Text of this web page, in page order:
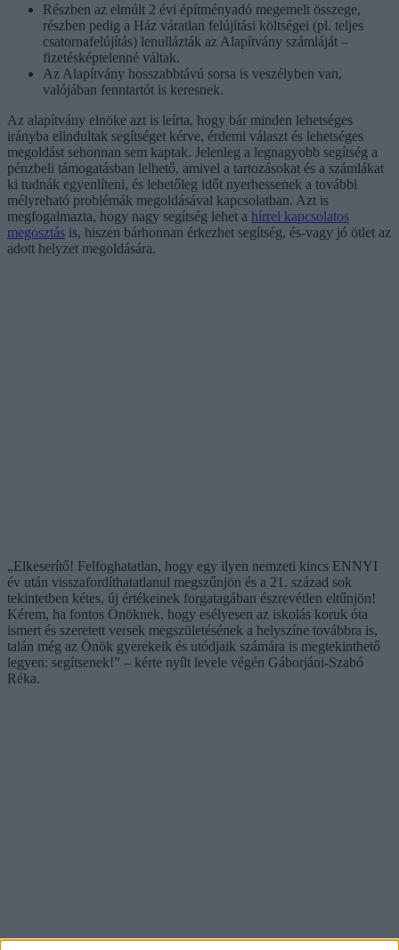
Részben az elmúlt 2 évi építményadó megemelt összege,
részben pedig a Ház váratlan felújítási költségei (pl. teljes
csatornafelújítás) lenullázták az Alapítvány számláját –
fizetésképtelenné váltak.
Az Alapítvány hosszabbtávú sorsa is veszélyben van,
valójában fenntartót is keresnek.
Az alapítvány elnöke azt is leírta, hogy bár minden lehetséges
irányba elindultak segítséget kérve, érdemi választ és lehetséges
megoldást sehonnan sem kaptak. Jelenleg a legnagyobb segítség a
pénzbeli támogatásban lelhető, amivel a tartozásokat és a számlákat
ki tudnák egyenlíteni, és lehetőleg időt nyerhessenek a további
mélyreható problémák megoldásával kapcsolatban. Azt is
megfogalmazta, hogy nagy segítség lehet a hírrel kapcsolatos
megosztás is, hiszen bárhonnan érkezhet segítség, és-vagy jó ötlet az
adott helyzet megoldására.
„Elkeserítő! Felfoghatatlan, hogy egy ilyen nemzeti kincs ENNYI
év után visszafordíthatatlanul megszűnjön és a 21. század sok
tekintetben kétes, új értékeinek forgatagában észrevétlen eltűnjön!
Kérem, ha fontos Önöknek, hogy esélyesen az iskolás koruk óta
ismert és szeretett versek megszületésének a helyszíne továbbra is,
talán még az Önök gyerekeik és utódjaik számára is megtekinthető
legyen: segítsenek!” – kérte nyílt levele végén Gáborjáni-Szabó
Réka.